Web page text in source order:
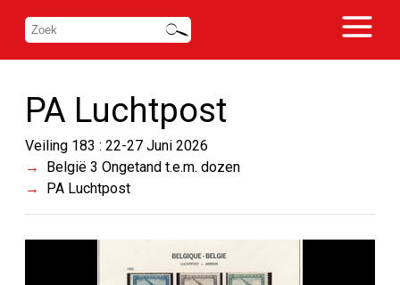
PA Luchtpost
Veiling 183 : 22-27 Juni 2026
België 3 Ongetand t.e.m. dozen
PA Luchtpost